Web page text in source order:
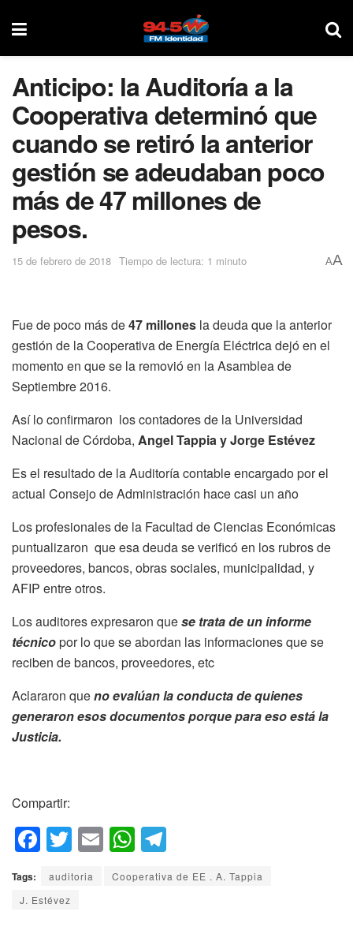
Anticipo: la Auditoría a la
Cooperativa determinó que
cuando se retiró la anterior
gestión se adeudaban poco
más de 47 millones de
pesos.
15 de febrero de 2018 Tiempo de lectura: 1 minuto AA
Fue de poco más de47 millones la deuda que la anterior
gestión de la Cooperativa de Energía Eléctrica dejó en el
momento en que se la removió en la Asamblea de
Septiembre 2016.
Así lo confirmaron los contadores de la Universidad
Nacional de Córdoba, Angel Tappia y Jorge Estévez
Es el resultado de la Auditoría contable encargado por el
actual Consejo de Administración hace casi un año
Los profesionales de la Facultad de Ciencias Económicas
puntualizaron que esa deuda se verificó en los rubros de
proveedores, bancos, obras sociales, municipalidad, y
AFIP entre otros.
Los auditores expresaron quese trata de un informe
técnicopor lo que se abordan las informaciones que se
reciben de bancos, proveedores, etc
Aclararon queno evalúan la conducta de quienes
generaron esos documentos porque para eso está la
Justicia.
Compartir:
F
a
c
e
T
wi
tt
E
m
ail
W
h
at
el
e
Tags: auditoria
Cooperativa de EE . A. Tappia
J. Estévez